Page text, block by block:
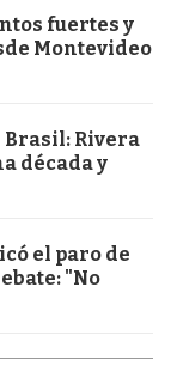
fuertes y
Montevideo
Brasil: Rivera
década y
el paro de
"No